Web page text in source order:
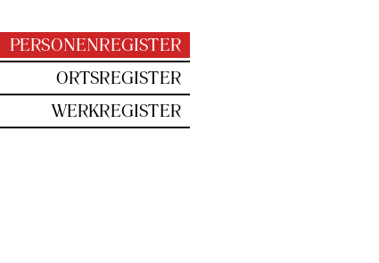
PER­SO­NEN­RE­GIS­TER
ORTS­RE­GIS­TER
WERK­RE­GIS­TER